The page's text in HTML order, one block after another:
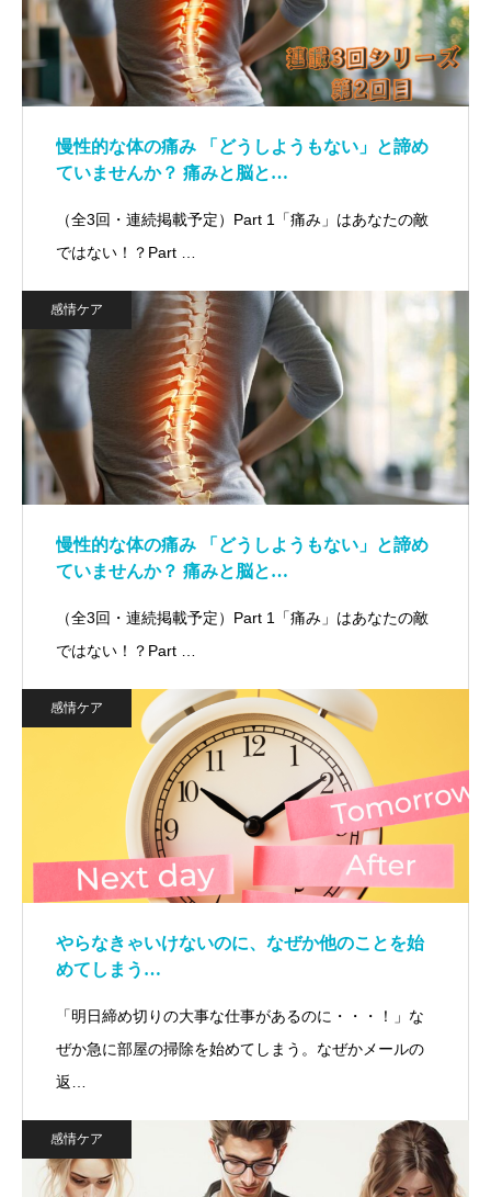
慢性的な体の痛み 「どうしようもない」と諦め
ていませんか？ 痛みと脳と…
（全3回・連続掲載予定）Part 1「痛み」はあなたの敵
ではない！？Part …
感情ケア
慢性的な体の痛み 「どうしようもない」と諦め
ていませんか？ 痛みと脳と…
（全3回・連続掲載予定）Part 1「痛み」はあなたの敵
ではない！？Part …
感情ケア
やらなきゃいけないのに、なぜか他のことを始
めてしまう…
「明日締め切りの大事な仕事があるのに・・・！」な
ぜか急に部屋の掃除を始めてしまう。なぜかメールの
返…
感情ケア